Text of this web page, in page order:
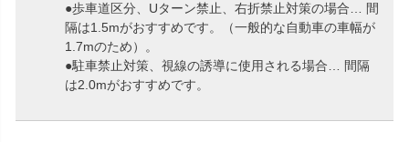
●歩車道区分、Uターン禁止、右折禁止対策の場合… 間
隔は1.5mがおすすめです。（一般的な自動車の車幅が
1.7mのため）。
●駐車禁止対策、視線の誘導に使用される場合… 間隔
は2.0mがおすすめです。